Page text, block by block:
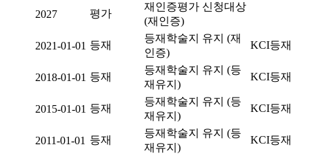
2027 평가
재인증평가 신청대상
(재인증)
2021-01-01 등재
등재학술지 유지 (재
인증)
KCI등재
2018-01-01 등재
등재학술지 유지 (등
재유지)
KCI등재
2015-01-01 등재
등재학술지 유지 (등
재유지)
KCI등재
2011-01-01 등재
등재학술지 유지 (등
재유지)
KCI등재